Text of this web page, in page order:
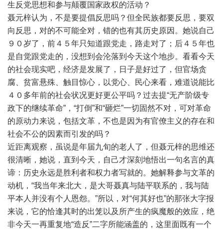
生反党思想和参与颠覆国家政权的活动？
聂元梓认为，不是要提倡反思吗？但全民族都要反思，要双
向反思，对的不可能全对，错的也有其历史原因。她说自己
９０岁了，前４５年只知道跟党走，路走对了；后４５年也
是自觉跟党走的，没想到会沦落到今天这个地步。看看今天
的社会现实吧，经济是发展了，日子是好过了，但官场贪
腐、贫富悬殊、触目惊心，以党心、民心来看，难道说能比
４０多年前的社会状况更好更公平吗？过去提“无产阶级专
政下的继续革命”，“打倒”和“砸烂”一切固然不对，可对革命
的原动力来说，包括文革，不也是因为有官僚主义的存在和
社会不公的因素而引发的吗？
近距离观察，虽说是年届九旬的老人了，但聂元梓的思维还
很清晰，她说，直到今天，自己才深刻地悟出一句名言的真
谛：历史永远是胜利者和权力者写就的。她解释参与文革的
动机，“我当年来北大，是大哥聂真与陆平联系的，我与陆
平本人并没有个人恩怨。”所以，对“何其好也”的那张大字报
来说，它的恰逢其时的出笼以及所产生的疯魔般的效应，绝
非今天一再重复地“造反”二字所能涵盖的，这里面既有一个